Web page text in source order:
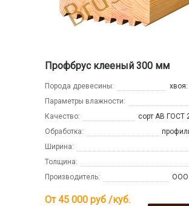
Профбрус клееный 300 мм
Порода древесины:
Параметры влажности:
Качество:
сорт АВ ГОСТ
Обработка:
Ширина:
Толщина:
Производитель:
ООО
От 45 000 руб /куб.